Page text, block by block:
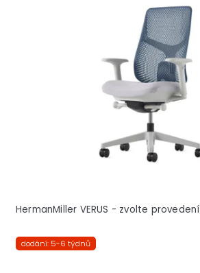
HermanMiller VERUS - zvolte provedení
dodání: 5-6 týdnů